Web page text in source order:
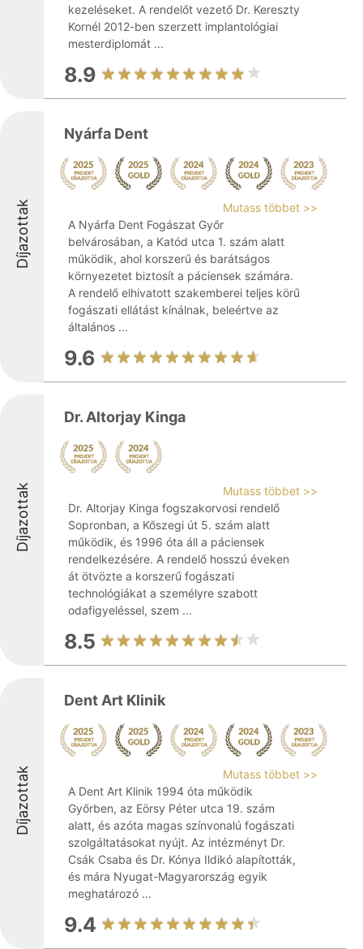
kezeléseket. A rendelőt vezető Dr. Kereszty
Kornél 2012-ben szerzett implantológiai
mesterdiplomát ...
8.9
Díjazottak
Nyárfa Dent
Mutass többet >>
A Nyárfa Dent Fogászat Győr
belvárosában, a Katód utca 1. szám alatt
működik, ahol korszerű és barátságos
környezetet biztosít a páciensek számára.
A rendelő elhivatott szakemberei teljes körű
fogászati ellátást kínálnak, beleértve az
általános ...
9.6
Díjazottak
Dr. Altorjay Kinga
Mutass többet >>
Dr. Altorjay Kinga fogszakorvosi rendelő
Sopronban, a Kőszegi út 5. szám alatt
működik, és 1996 óta áll a páciensek
rendelkezésére. A rendelő hosszú éveken
át ötvözte a korszerű fogászati
technológiákat a személyre szabott
odafigyeléssel, szem ...
8.5
Díjazottak
Dent Art Klinik
Mutass többet >>
A Dent Art Klinik 1994 óta működik
Győrben, az Eörsy Péter utca 19. szám
alatt, és azóta magas színvonalú fogászati
szolgáltatásokat nyújt. Az intézményt Dr.
Csák Csaba és Dr. Kónya Ildikó alapították,
és mára Nyugat-Magyarország egyik
meghatározó ...
9.4